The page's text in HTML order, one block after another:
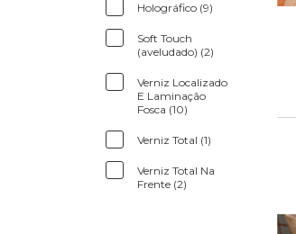
Holográfico (9)
Soft Touch
(aveludado) (2)
Verniz Localizado
E Laminação
Fosca (10)
Verniz Total (1)
Verniz Total Na
Frente (2)